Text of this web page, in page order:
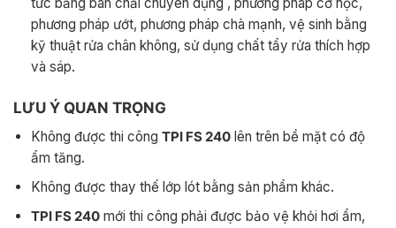
phương pháp ướt, phương pháp chà mạnh, vệ sinh bằng
kỹ thuật rửa chân không, sử dụng chất tẩy rửa thích hợp
và sáp.
LƯU Ý QUAN TRỌNG
Không được thi công TPI FS 240lên trên bề mặt có độ
ẩm tăng.
Không được thay thế lớp lót bằng sản phẩm khác.
TPI FS 240mới thi công phải được bảo vệ khỏi hơi ẩm,